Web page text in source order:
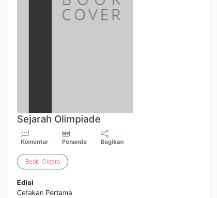
Sejarah Olimpiade
Komentar Penanda Bagikan
Bebbi Oktara
Edisi
Cetakan Pertama